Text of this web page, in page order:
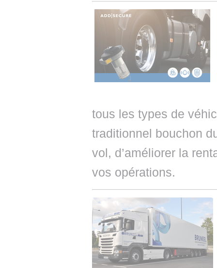
tous les types de
traditionnel bouchon
vol, d’améliorer la
vos opérations.